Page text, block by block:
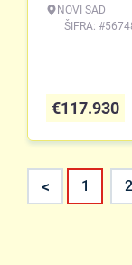
NOVI SAD
ŠIFRA:
€117.930
< 1 2